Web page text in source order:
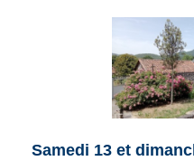
Samedi 13 et